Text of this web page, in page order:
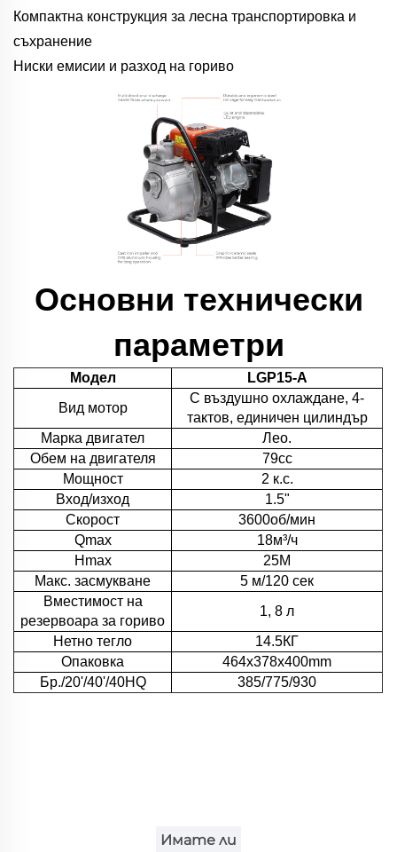
Компактна конструкция за лесна транспортировка и
съхранение
Ниски емисии и разход на гориво
Основни технически
параметри
Модел
LGP15-A
Вид мотор
С въздушно охлаждане, 4-
тактов, единичен цилиндър
Марка двигател
Лео.
Обем на двигателя
79cc
Мощност
2 к.с.
Вход/изход
1.5"
Скорост
3600об/мин
Qmax
18м³/ч
Hmax
25M
Макс. засмукване
5 м/120 сек
Вместимост на
резервоара за гориво
1, 8 л
Нетно тегло
14.5КГ
Опаковка
464x378x400mm
Бр./20'/40'/40HQ
385/775/930
Имате ли